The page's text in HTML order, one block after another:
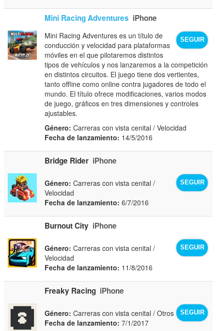
Mini Racing Adventures iPhone
SEGUIR
Mini Racing Adventures es un título de
conducción y velocidad para plataformas
móviles en el que pilotaremos distintos
tipos de vehículos y nos lanzaremos a la competición
en distintos circuitos. El juego tiene dos vertientes,
tanto offline como online contra jugadores de todo el
mundo. El título ofrece modificaciones, varios modos
de juego, gráficos en tres dimensiones y controles
ajustables.
Género: Carreras con vista cenital / Velocidad
Fecha de lanzamiento: 14/5/2016
Bridge Rider iPhone
SEGUIR
Género: Carreras con vista cenital /
Velocidad
Fecha de lanzamiento: 6/7/2016
Burnout City iPhone
SEGUIR
Género: Carreras con vista cenital /
Velocidad
Fecha de lanzamiento: 11/8/2016
Freaky Racing iPhone
SEGUIR
Género: Carreras con vista cenital / Otros
Fecha de lanzamiento: 7/1/2017